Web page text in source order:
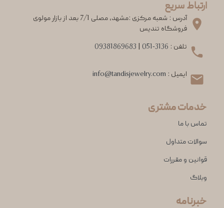
ارتباط سریع
آدرس : شعبه مرکزی :مشهد، مصلی 7/1 بعد از بازار مولوی
فروشگاه تندیس
تلفن : 051-3136
09381869683
ایمیل : info@tandisjewelry.com
خدمات مشتری
تماس با ما
سوالات متداول
قوانین و مقررات
وبلاگ
خبرنامه